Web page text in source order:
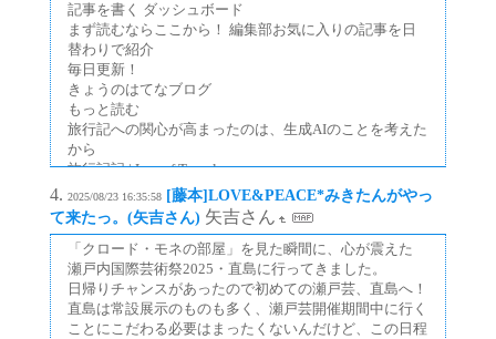
記事を書く ダッシュボード
まず読むならここから！ 編集部お気に入りの記事を日
替わりで紹介
毎日更新！
きょうのはてなブログ
もっと読む
旅行記への関心が高まったのは、生成AIのことを考えた
から
旅行記記 | Log of Travelogue
旅行記や体験記といったものの摂取量を増やしたいとい
うマイブームから、3冊の旅行記を読んだ。 ・
panpanya『そぞろ各地
2025/08/23 16:35:58 [藤本]LOVE&PEACE*みきたんがやっ
て来たっ。(矢吉さん) 矢吉さん
「クロード・モネの部屋」を見た瞬間に、心が震えた
瀬戸内国際芸術祭2025・直島に行ってきました。
日帰りチャンスがあったので初めての瀬戸芸、直島へ！
直島は常設展示のものも多く、瀬戸芸開催期間中に行く
ことにこだわる必要はまったくないんだけど、この日程